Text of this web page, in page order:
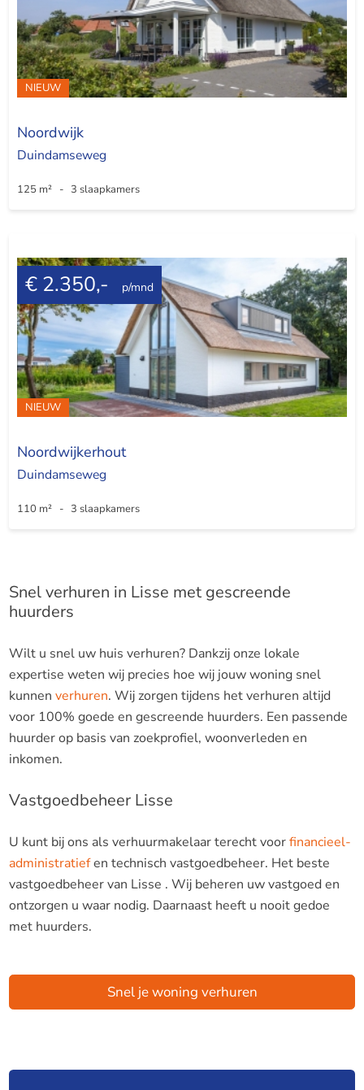
NIEUW
Noordwijk
Duindamseweg
125 m² - 3 slaapkamers
€ 2.350,- p/mnd
NIEUW
Noordwijkerhout
Duindamseweg
110 m² - 3 slaapkamers
Snel verhuren in Lisse met gescreende
huurders
Wilt u snel uw huis verhuren? Dankzij onze lokale
expertise weten wij precies hoe wij jouw woning snel
kunnen verhuren. Wij zorgen tijdens het verhuren altijd
voor 100% goede en gescreende huurders. Een passende
huurder op basis van zoekprofiel, woonverleden en
inkomen.
Vastgoedbeheer Lisse
U kunt bij ons als verhuurmakelaar terecht voorfinancieel-
administratiefen technisch vastgoedbeheer. Het beste
vastgoedbeheer van Lisse . Wij beheren uw vastgoed en
ontzorgen u waar nodig. Daarnaast heeft u nooit gedoe
met huurders.
Snel je woning verhuren